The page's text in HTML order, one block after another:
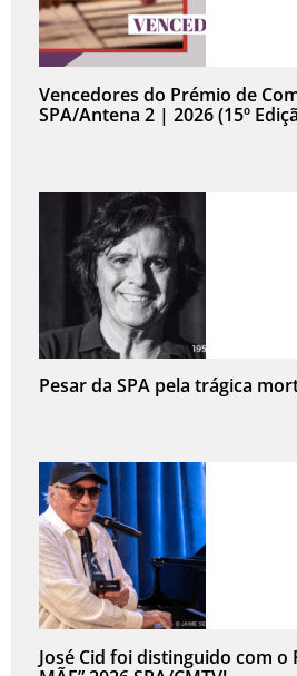
Vencedores do Prémio de
SPA/Antena 2 | 2026 (15º
Pesar da SPA pela trágica
José Cid foi distinguido com o